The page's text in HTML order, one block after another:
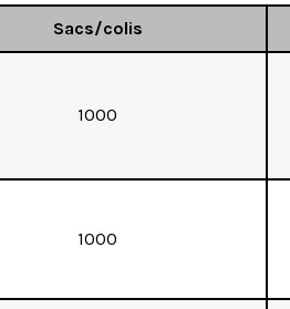
Sacs/colis
1000
1000